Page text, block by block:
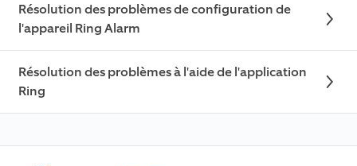
Résolution des problèmes de configuration de
l'appareil Ring Alarm
Résolution des problèmes à l'aide de l'application
Ring